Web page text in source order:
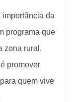
da
programa que
zona rural.
promover
quem vive